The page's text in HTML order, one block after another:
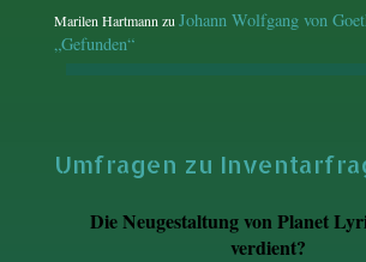
Marilen HartmannzuJohann Wolfgang von
„Gefunden“
Umfragen zu
Die Neugestaltung von Planet
verdient?